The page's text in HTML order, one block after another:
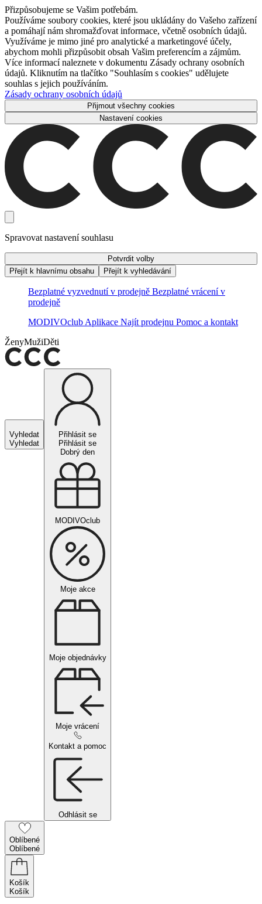
Přizpůsobujeme se Vašim potřebám.
Používáme soubory cookies, které jsou ukládány do Vašeho zařízení
a pomáhají nám shromažďovat informace, včetně osobních údajů.
Využíváme je mimo jiné pro analytické a marketingové účely,
abychom mohli přizpůsobit obsah Vašim preferencím a zájmům.
Více informací naleznete v dokumentu Zásady ochrany osobních
údajů. Kliknutím na tlačítko "Souhlasím s cookies" udělujete
souhlas s jejich používáním.
Zásady ochrany osobních údajů
Přijmout všechny cookies
Nastavení cookies
Spravovat nastavení souhlasu
Potvrdit volby
Přejít k hlavnímu obsahu
Přejít k vyhledávání
Bezplatné vyzvednutí v prodejně Bezplatné vrácení v
prodejně
MODIVOclub Aplikace Najít prodejnu Pomoc a kontakt
ŽenyMužiDěti
Vyhledat
Vyhledat
Přihlásit se
Přihlásit se
Dobrý den
MODIVOclub
Moje akce
Moje objednávky
Moje vrácení
Kontakt a pomoc
Odhlásit se
Oblíbené
Oblíbené
Košík
Košík